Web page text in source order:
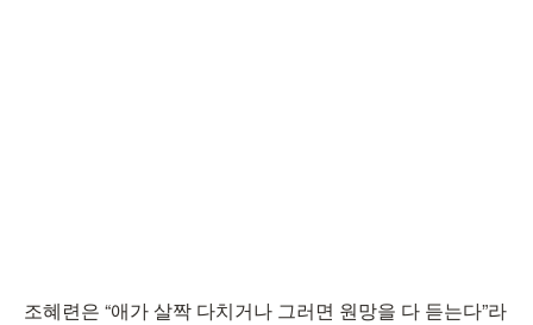
조혜련은 “애가 살짝 다치거나 그러면 원망을 다 듣는다”라